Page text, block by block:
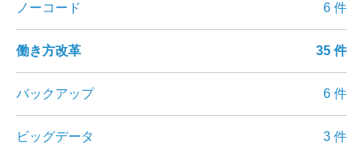
ノーコード 6 件
働き方改革 35 件
バックアップ 6 件
ビッグデータ 3 件